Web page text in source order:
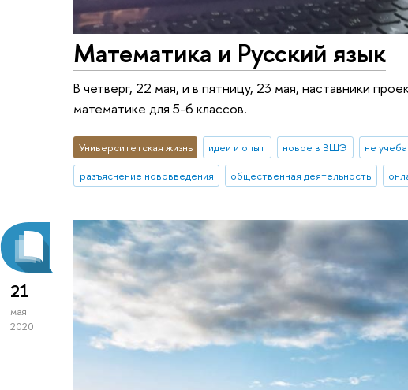
Математика и Русский язык
В четверг, 22 мая, и в пятницу, 23 мая, наставники
математике для 5-6 классов.
Университетская жизнь идеи и опыт новое в ВШЭ не учеба
разъяснение нововведения
общественная деятельность
21
мая
2020